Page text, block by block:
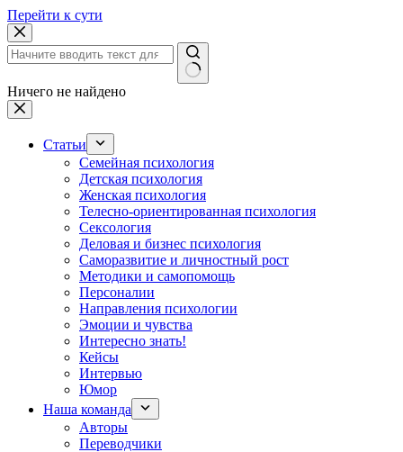
Перейти к сути
Ничего не найдено
Статьи
Семейная психология
Детская психология
Женская психология
Телесно-ориентированная психология
Сексология
Деловая и бизнес психология
Саморазвитие и личностный рост
Методики и самопомощь
Персоналии
Направления психологии
Эмоции и чувства
Интересно знать!
Кейсы
Интервью
Юмор
Наша команда
Авторы
Переводчики